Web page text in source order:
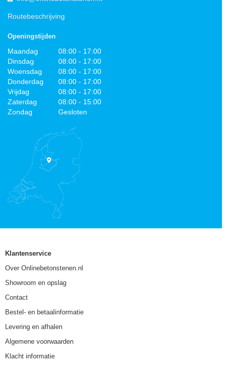
Routebeschrijving
Openingstijden
Maandag
08:00 - 17:00
Dinsdag
08:00 - 17:00
Woensdag
08:00 - 17:00
Donderdag
08:00 - 17:00
Vrijdag
08:00 - 17:00
Zaterdag
08:00 - 15:00
Zondag
Gesloten
Klantenservice
Over Onlinebetonstenen.nl
Showroom en opslag
Contact
Bestel- en betaalinformatie
Levering en afhalen
Algemene voorwaarden
Klacht informatie